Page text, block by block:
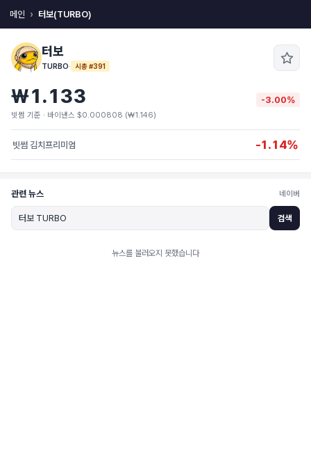
메인 터보(TURBO)
터보
TURBO· 시총 #391
₩1.133 -3.00%
빗썸 기준 · 바이낸스 $0.000808 (₩1.146)
빗썸 김치프리미엄 -1.14%
관련 뉴스 네이버
검색
뉴스를 불러오지 못했습니다